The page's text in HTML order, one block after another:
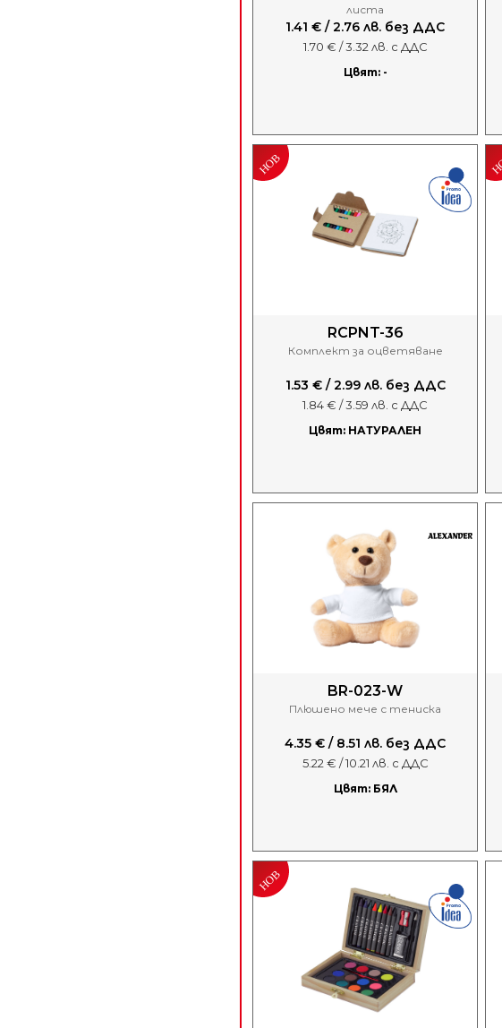
листа
1.41 € / 2.76 лв. без ДДС
1.70 € / 3.32 лв. с ДДС
Цвят: -
RCPNT-36
Комплект за оцветяване
1.53 € / 2.99 лв. без ДДС
1.84 € / 3.59 лв. с ДДС
Цвят: НАТУРАЛЕН
BR-023-W
Плюшено мече с тениска
4.35 € / 8.51 лв. без ДДС
5.22 € / 10.21 лв. с ДДС
Цвят: БЯЛ